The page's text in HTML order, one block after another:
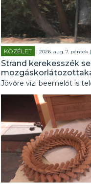
KÖZÉLET | 2026. aug. 7. péntek |
Strand kerekesszék
Jövőre vízi beemelőt is